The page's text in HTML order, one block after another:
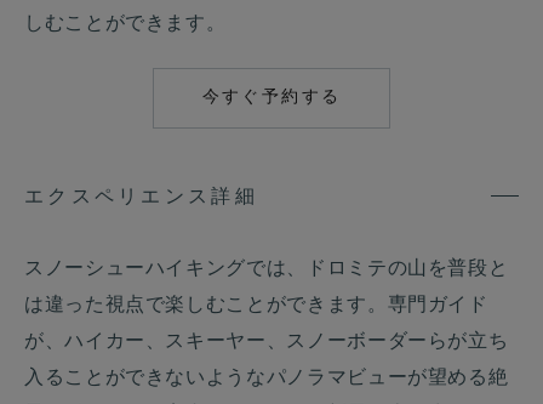
しむことができます。
今すぐ予約する
MAILTO:
エクスペリエンス詳細
スノーシューハイキングでは、ドロミテの山を普段と
は違った視点で楽しむことができます。専門ガイド
が、ハイカー、スキーヤー、スノーボーダーらが立ち
入ることができないようなパノラマビューが望める絶